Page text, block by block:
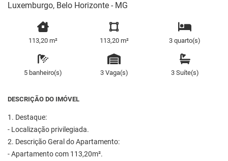
Luxemburgo, Belo Horizonte - MG
113,20 m² 113,20 m² 3 quarto(s)
5 banheiro(s) 3 Vaga(s) 3 Suíte(s)
DESCRIÇÃO DO IMÓVEL
1. Destaque:
- Localização privilegiada.
2. Descrição Geral do Apartamento:
- Apartamento com 113,20m².